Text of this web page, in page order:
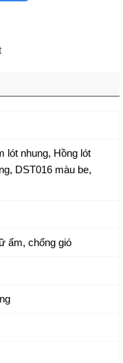
lót nhung, Hồng lót
, DST016 màu be,
ấm, chống gió